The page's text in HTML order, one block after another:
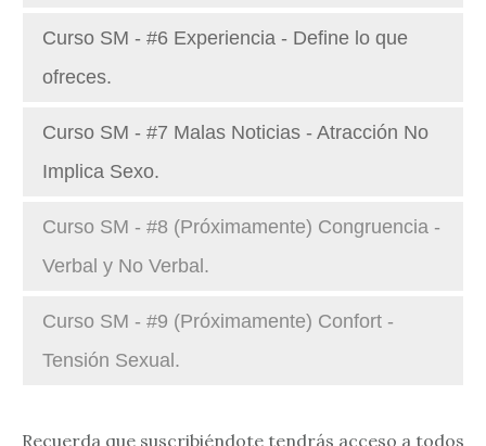
Curso SM - #6 Experiencia - Define lo que
ofreces.
Curso SM - #7 Malas Noticias - Atracción No
Implica Sexo.
Curso SM - #8 (Próximamente) Congruencia -
Verbal y No Verbal.
Curso SM - #9 (Próximamente) Confort -
Tensión Sexual.
Recuerda que suscribiéndote tendrás acceso a todos